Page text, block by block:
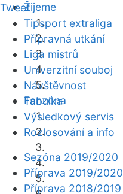
Žijeme
Fanzóna
Tweet
Tipsport extraliga
Přípravná utkání
Liga mistrů
Univerzitní souboj
Návštěvnost
Tabulka
Výsledkový servis
Rozlosování a info
Sezóna 2019/2020
Příprava 2019/2020
Příprava 2018/2019